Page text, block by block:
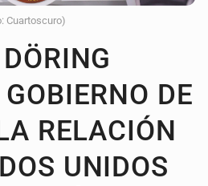
Cuartoscuro)
DE
RELACIÓN
UNIDOS